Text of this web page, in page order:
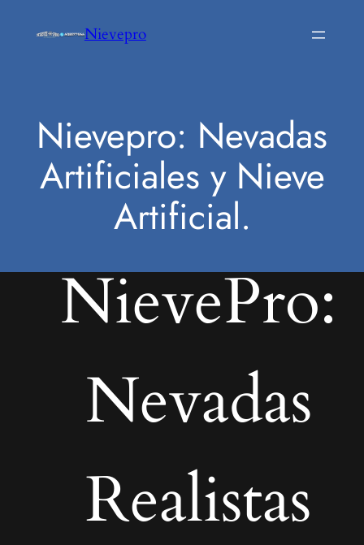
Nievepro
Nievepro: Nevadas
Artificiales y Nieve
Artificial.
NievePro:
Nevadas
Realistas